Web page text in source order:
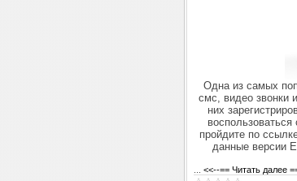
Одна из самых
смс, видео звонки
них
пройдите по
данные версии
<<--== Читать далее